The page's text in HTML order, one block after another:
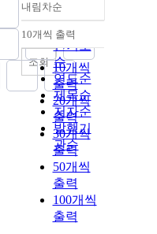
정확도
순
인기도
순
연도순
제목순
저자순
발행기
관순
내림차순
내림차순
10개씩 출력
10개씩
출력
20개씩
출력
30개씩
출력
50개씩
출력
100개씩
출력
조회